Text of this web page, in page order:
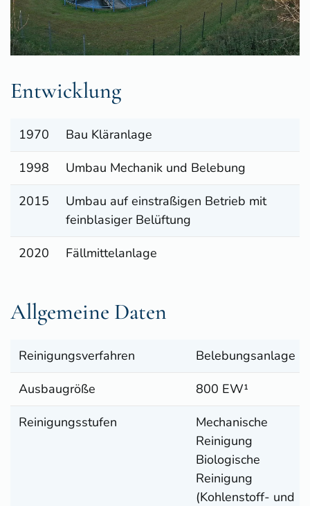
Entwicklung
1970
Bau Kläranlage
1998
Umbau Mechanik und Belebung
2015
Umbau auf einstraßigen Betrieb mit
feinblasiger Belüftung
2020
Fällmittelanlage
Allgemeine Daten
Reinigungsverfahren
Belebungsanlage
Ausbaugröße
800 EW¹
Reinigungsstufen
Mechanische
Reinigung
Biologische
Reinigung
(Kohlenstoff- und